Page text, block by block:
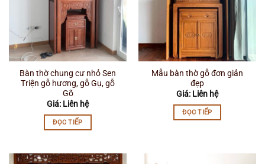
Bàn thờ chung cư nhỏ Sen
Triện gỗ hương, gỗ Gụ, gỗ
Gõ
Giá: Liên hệ
ĐỌC TIẾP
Mẫu bàn thờ gỗ đơn giản
đẹp
Giá: Liên hệ
ĐỌC TIẾP